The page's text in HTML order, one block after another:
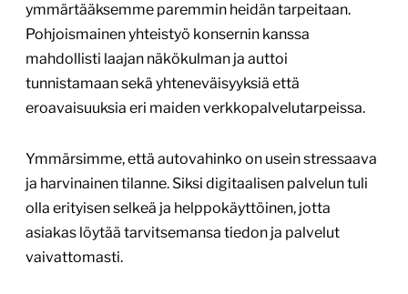
ymmärtääksemme paremmin heidän tarpeitaan.
Pohjoismainen yhteistyö konsernin kanssa
mahdollisti laajan näkökulman ja auttoi
tunnistamaan sekä yhteneväisyyksiä että
eroavaisuuksia eri maiden verkkopalvelutarpeissa.
Ymmärsimme, että autovahinko on usein stressaava
ja harvinainen tilanne. Siksi digitaalisen palvelun tuli
olla erityisen selkeä ja helppokäyttöinen, jotta
asiakas löytää tarvitsemansa tiedon ja palvelut
vaivattomasti.